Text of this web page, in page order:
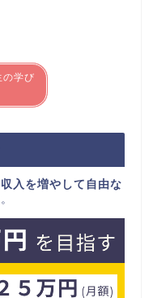
の学び
収入を増やして自由な